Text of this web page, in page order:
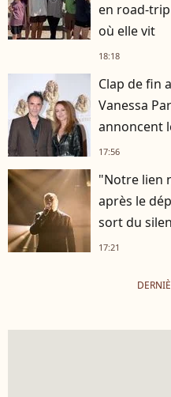
en road-
où elle vit
18:18
Clap de fin
Vanessa
annoncent
17:56
"Notre lien
après le
sort du
17:21